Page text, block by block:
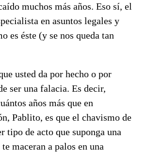
muchos más años. Eso sí, el
en asuntos legales y
es éste (y se nos queda tan
usted da por hecho o por
ser una falacia. Es decir,
años más que en
Pablito, es que el chavismo de
tipo de acto que suponga una
maceran a palos en una